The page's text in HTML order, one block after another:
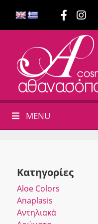
MENU
Κατηγορίες
Αloe Colors
Anaplasis
Αντηλιακά